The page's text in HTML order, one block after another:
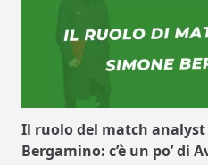
Il ruolo del match
Bergamino: c’è un po’ di